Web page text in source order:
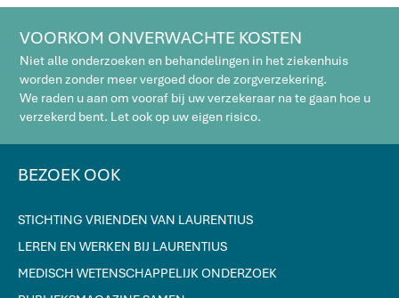
VOORKOM ONVERWACHTE KOSTEN
Niet alle onderzoeken en behandelingen in het ziekenhuis
worden zonder meer vergoed door de zorgverzekering.
We raden u aan om vooraf bij uw verzekeraar na te gaan hoe u
verzekerd bent. Let ook op uw eigen risico.
BEZOEK OOK
STICHTING VRIENDEN VAN LAURENTIUS
LEREN EN WERKEN BIJ LAURENTIUS
MEDISCH WETENSCHAPPELIJK ONDERZOEK